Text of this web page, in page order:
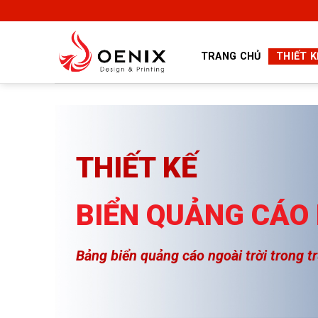
to
TRANG CHỦ THIẾT
THIẾT KẾ
BIỂN QUẢNG
Bảng biển quảng cáo ngoài trời trong